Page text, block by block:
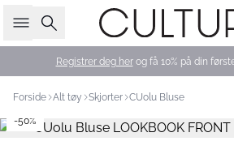
Søk
Registrer deg herog få 10% på din
Forside Alt tøy Skjorter CUolu Bluse
-50%